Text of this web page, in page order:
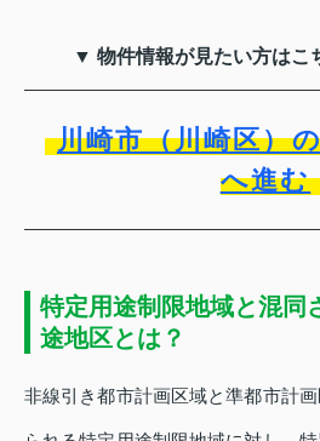
▼ 物件情報が見たい方はこ
川崎市（川崎区）
へ進む
特定用途制限地域と混同
途地区とは？
非線引き都市計画区域と準都市計